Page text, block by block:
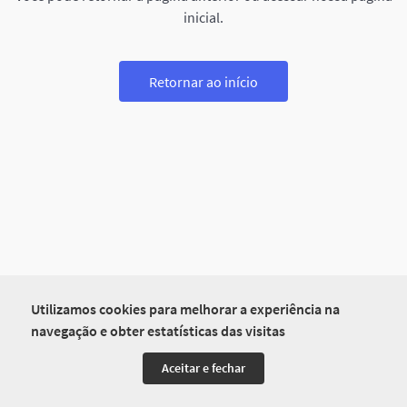
Utilizamos cookies para melhorar a experiência na
navegação e obter estatísticas das visitas
Aceitar e fechar
inicial.
Retornar ao início